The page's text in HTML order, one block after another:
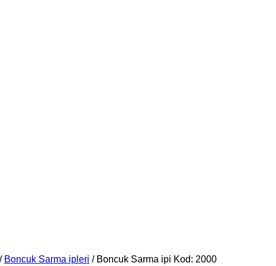
/ Boncuk Sarma ipleri / Boncuk Sarma ipi Kod: 2000